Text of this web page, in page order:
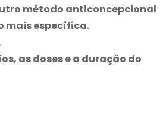
método anticoncepcional
mais específica.
as doses e a duração do